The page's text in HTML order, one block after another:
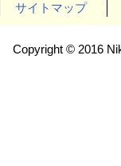
サイトマップ
Copyright © 2016